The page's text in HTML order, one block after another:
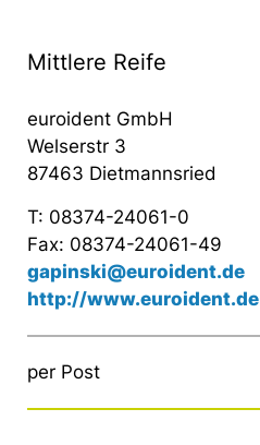
Mittlere Reife
euroident GmbH
Welserstr 3
87463 Dietmannsried
T: 08374-24061-0
Fax: 08374-24061-49
gapinski@euroident.de
http://www.euroident.de
per Post